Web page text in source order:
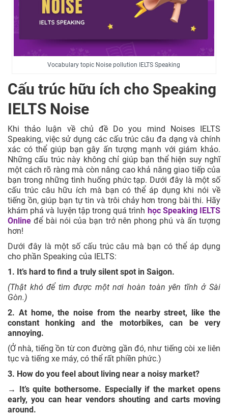
Productivity Năng suất
Face up to
Phrasal
verb
Đối mặt với
(một tình
huống khó
chịu)
10 Can’t bear Ving
Có thể chịu
11 Interfere Verb Chen vào
12 Ear-drum Noun Màng nhĩ
13 Manner Noun Cách cư xử
14 In tune Expression Đúng giọng
15
16 Yap
17 Irritating Adjective Phiền phức
18 Bugging Adjective Phiền phức
19 Cicada
20 Chirp Verb
Squirrel Noun
22
Nhận ra cần
Vocabulary topic Noise pollution IELTS Speaking
Cấu trúc hữu ích cho Speaking
IELTS Noise
Khi thảo luận về chủ đề Do you mind Noises IELTS
Speaking, việc sử dụng các cấu trúc câu đa dạng và chính
xác có thể giúp bạn gây ấn tượng mạnh với giám khảo.
Những cấu trúc này không chỉ giúp bạn thể hiện suy nghĩ
một cách rõ ràng mà còn nâng cao khả năng giao tiếp của
bạn trong những tình huống phức tạp. Dưới đây là một số
cấu trúc câu hữu ích mà bạn có thể áp dụng khi nói về
tiếng ồn, giúp bạn tự tin và trôi chảy hơn trong bài thi. Hãy
khám phá và luyện tập trong quá trình học Speaking IELTS
Online để bài nói của bạn trở nên phong phú và ấn tượng
hơn!
Dưới đây là một số cấu trúc câu mà bạn có thể áp dụng
cho phần Speaking của IELTS:
1. It’s hard to find a truly silent spot in Saigon.
(Thật khó để tìm được một nơi hoàn toàn yên tĩnh ở Sài
Gòn.)
2. At home, the noise from the nearby street, like the
constant honking and the motorbikes, can be very
annoying.
(Ở nhà, tiếng ồn từ con đường gần đó, như tiếng còi xe liên
tục và tiếng xe máy, có thể rất phiền phức.)
3. How do you feel about living near a noisy market?
→ It’s quite bothersome. Especially if the market opens
early, you can hear vendors shouting and carts moving
around.